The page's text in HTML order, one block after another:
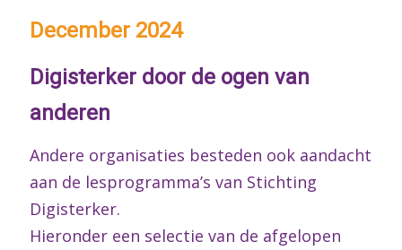
December 2024
Digisterker door de ogen van
anderen
Andere organisaties besteden ook aandacht
aan de lesprogramma’s van Stichting
Digisterker.
Hieronder een selectie van de afgelopen